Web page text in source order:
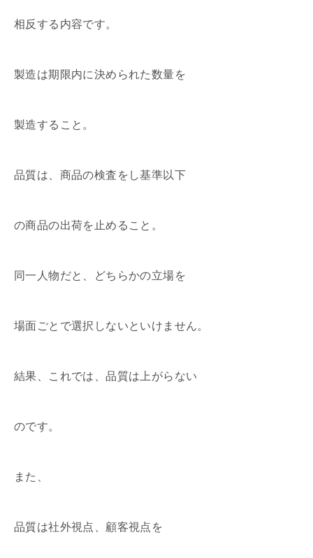
相反する内容です。
製造は期限内に決められた数量を
製造すること。
品質は、商品の検査をし基準以下
の商品の出荷を止めること。
同一人物だと、どちらかの立場を
場面ごとで選択しないといけ ません。
結果、 これでは、品質は上がらない
のです。
また、
品質は社外視点、顧客視点を